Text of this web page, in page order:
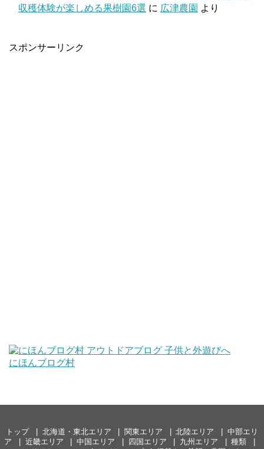
収穫体験が楽しめる果樹園6選 に 広津農園 より
スポンサーリンク
にほんブログ村
トップ 北海道・東北エリア 関東エリア 北陸エリア
中部エリ
ア
近畿エリア 中国エリア 四国エリア 九州エリア
種類